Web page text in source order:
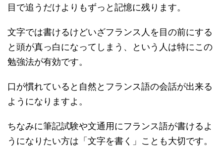
目で追うだけよりもずっと記憶に残ります。
文字では書けるけどいざフランス人を目の前にする
と頭が真っ白になってしまう、という人は特にこの
勉強法が有効です。
口が慣れていると自然とフランス語の会話が出来る
ようになりますよ。
ちなみに筆記試験や文通用にフランス語が書けるよ
うになりたい方は「文字を書く」ことも大切です。